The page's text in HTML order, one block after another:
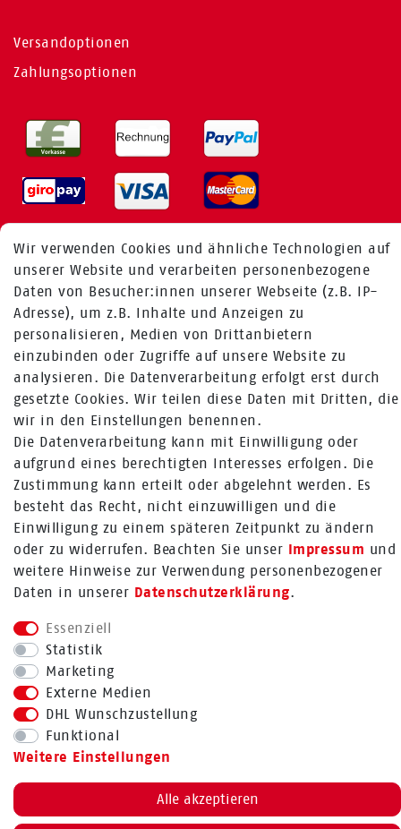
Wir verwenden Cookies und ähnliche Technologien auf
unserer Website und verarbeiten personenbezogene
Daten von Besucher:innen unserer Webseite (z.B. IP-
Adresse), um z.B. Inhalte und Anzeigen zu
personalisieren, Medien von Drittanbietern
einzubinden oder Zugriffe auf unsere Website zu
analysieren. Die Datenverarbeitung erfolgt erst durch
gesetzte Cookies. Wir teilen diese Daten mit Dritten, die
wir in den Einstellungen benennen.
Die Datenverarbeitung kann mit Einwilligung oder
aufgrund eines berechtigten Interesses erfolgen. Die
Zustimmung kann erteilt oder abgelehnt werden. Es
besteht das Recht, nicht einzuwilligen und die
Einwilligung zu einem späteren Zeitpunkt zu ändern
oder zu widerrufen. Beachten Sie unser Impressum und
weitere Hinweise zur Verwendung personenbezogener
Daten in unserer Daten­schutz­erklärung.
Essenziell
Statistik
Marketing
Externe Medien
DHL Wunschzustellung
Funktional
Weitere Einstellungen
Alle akzeptieren
Versandoptionen
Zahlungsoptionen
MEHR ÜBER UNS
Fragen zur Bestellung:
+49 (0) 241 / 95 78 26 11
Fragen zu Produkten:
+49 (0) 2224 / 1805 - 84
Zum Kontaktformular
Mehr über Rabenhorst ®
FOLGE UNS
Bestellung widerrufen